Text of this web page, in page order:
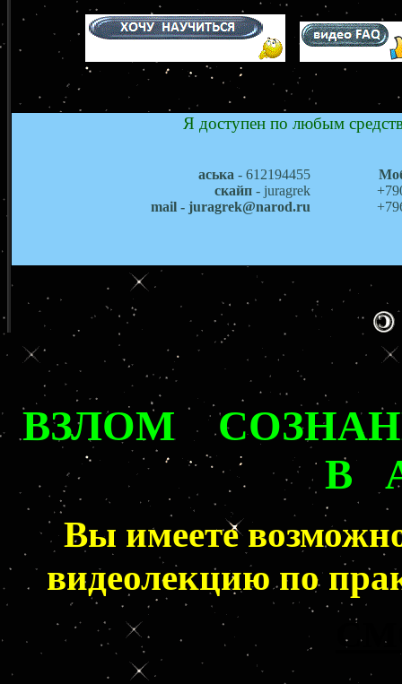
Я доступен по любым
аська - 612194455
скайп - juragrek
mail - juragrek@narod.ru
ВЗЛОМ
В
Вы имеете
видеолекциюпо